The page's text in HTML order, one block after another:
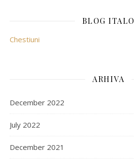
BLOG ITALO
Chestiuni
ARHIVA
December 2022
July 2022
December 2021